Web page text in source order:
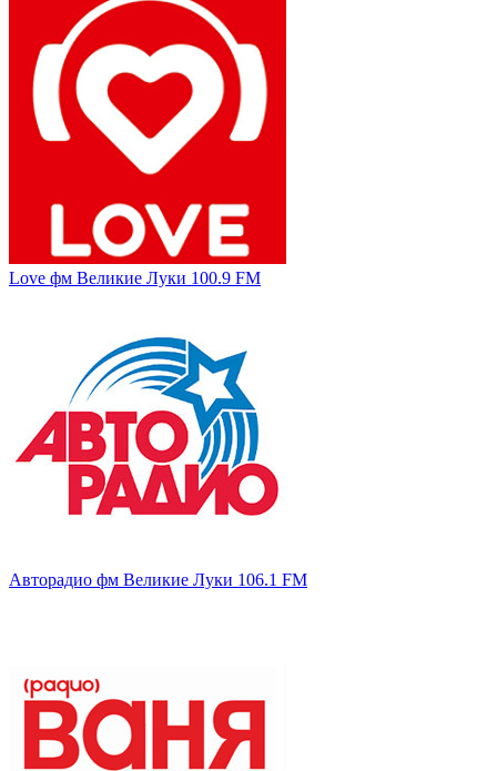
Love фм Великие Луки 100.9 FM
Авторадио фм Великие Луки 106.1 FM